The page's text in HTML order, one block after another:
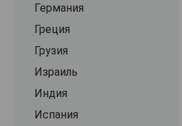
Arnaud Baillot
Art Russe
Arthur Metz
Aussieres
Bachelet Monnot
Baptiste Bienvenu
Германия
Греция
Грузия
Израиль
Индия
Испания